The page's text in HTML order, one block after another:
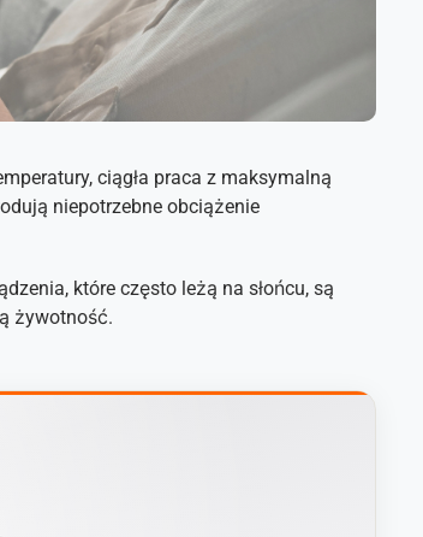
ciągła praca z maksymalną
niepotrzebne obciążenie
które często leżą na słońcu, są
żywotność.